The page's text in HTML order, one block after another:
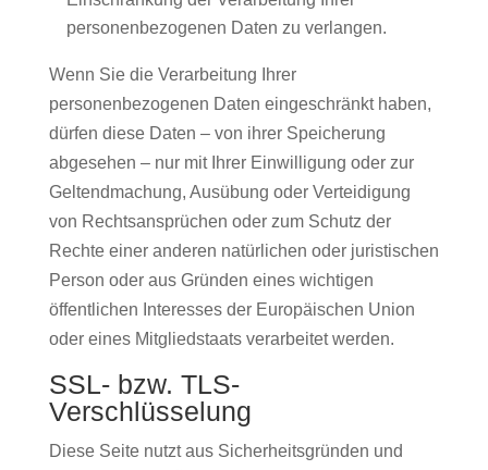
personenbezogenen Daten zu verlangen.
Wenn Sie die Verarbeitung Ihrer
personenbezogenen Daten eingeschränkt haben,
dürfen diese Daten – von ihrer Speicherung
abgesehen – nur mit Ihrer Einwilligung oder zur
Geltendmachung, Ausübung oder Verteidigung
von Rechtsansprüchen oder zum Schutz der
Rechte einer anderen natürlichen oder juristischen
Person oder aus Gründen eines wichtigen
öffentlichen Interesses der Europäischen Union
oder eines Mitgliedstaats verarbeitet werden.
SSL- bzw. TLS-
Verschlüsselung
Diese Seite nutzt aus Sicherheitsgründen und